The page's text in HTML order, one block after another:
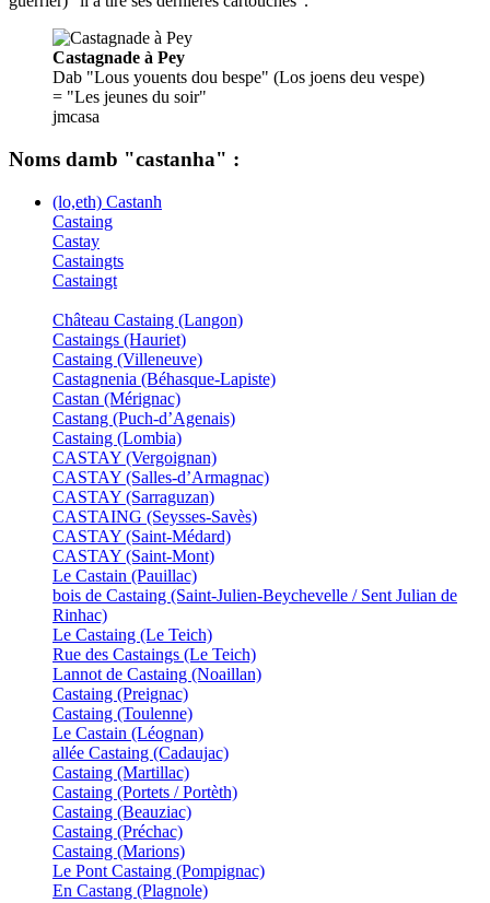
Castagnade à Pey
Dab "Lous youents dou bespe" (Los joens deu vespe)
= "Les jeunes du soir"
jmcasa
Noms damb "castanha" :
(lo,eth) Castanh
Castaing
Castay
Castaingts
Castaingt
Château Castaing (Langon)
Castaings (Hauriet)
Castaing (Villeneuve)
Castagnenia (Béhasque-Lapiste)
Castan (Mérignac)
Castang (Puch-d’Agenais)
Castaing (Lombia)
CASTAY (Vergoignan)
CASTAY (Salles-d’Armagnac)
CASTAY (Sarraguzan)
CASTAING (Seysses-Savès)
CASTAY (Saint-Médard)
CASTAY (Saint-Mont)
Le Castain (Pauillac)
bois de Castaing (Saint-Julien-Beychevelle / Sent Julian de
Rinhac)
Le Castaing (Le Teich)
Rue des Castaings (Le Teich)
Lannot de Castaing (Noaillan)
Castaing (Preignac)
Castaing (Toulenne)
Le Castain (Léognan)
allée Castaing (Cadaujac)
Castaing (Martillac)
Castaing (Portets / Portèth)
Castaing (Beauziac)
Castaing (Préchac)
Castaing (Marions)
Le Pont Castaing (Pompignac)
En Castang (Plagnole)